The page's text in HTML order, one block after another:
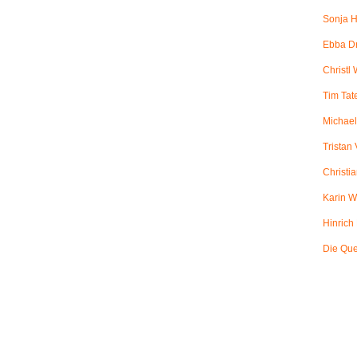
Sonja
Ebba
Christl
Tim
Tristan
Karin
Hinrich
Die